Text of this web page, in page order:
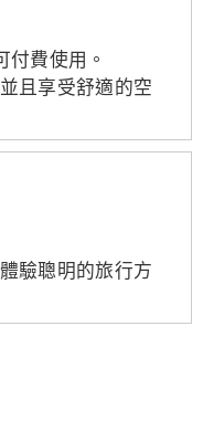
付費使用。
且享受舒適的空
驗聰明的旅行方